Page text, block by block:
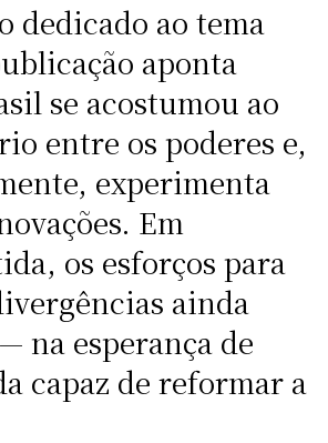
dedicado ao tema
aponta
se acostumou ao
entre os poderes e,
experimenta
Em
os esforços para
ainda
na esperança de
capaz de reformar a